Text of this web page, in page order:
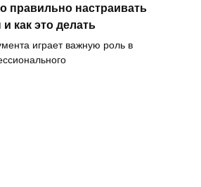
правильно настраивать
как это делать
играет важную роль в